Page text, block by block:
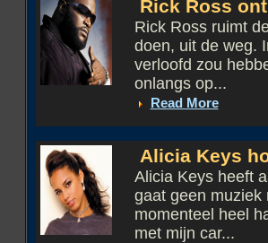
Rick Ross
Rick Ross ruimt
doen, uit de weg.
verloofd zou
onlangs op...
Read More
Alicia Keys
Alicia Keys heeft
gaat geen muziek
momenteel heel
met mijn car...